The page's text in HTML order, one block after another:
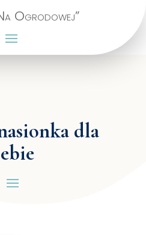
Ogrodowej”
dla